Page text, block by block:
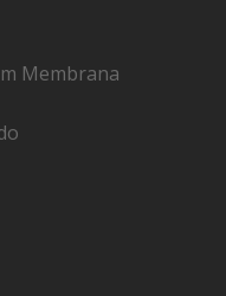
Membrana